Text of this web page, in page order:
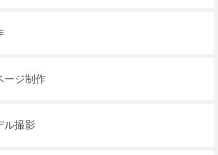
ージ制作
ル撮影